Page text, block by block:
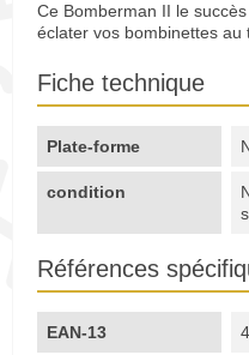
Ce Bomberman II le
éclater vos bombinettes au
Fiche technique
Plate-forme
condition
Références
EAN-13